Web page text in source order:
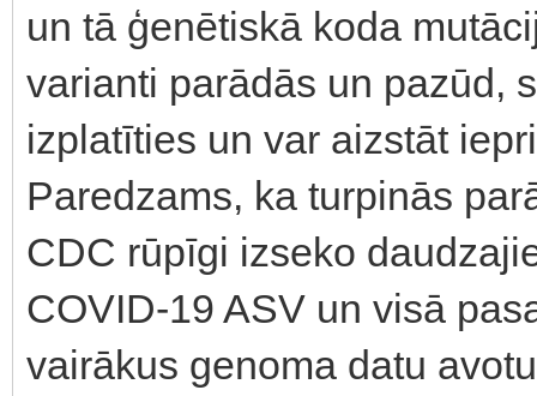
un tā ģenētiskā koda
varianti parādās un pazūd,
izplatīties un var aizstāt
Paredzams, ka turpinās
CDC rūpīgi izseko
COVID-19 ASV un visā
vairākus genoma datu